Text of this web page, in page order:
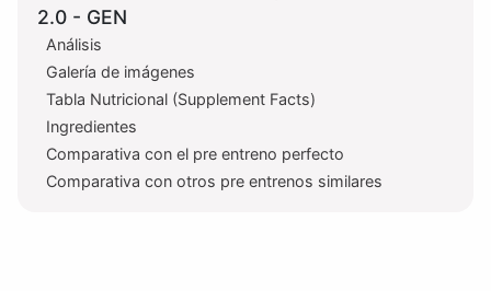
2.0 - GEN
Análisis
Galería de imágenes
Tabla Nutricional (Supplement Facts)
Ingredientes
Comparativa con el pre entreno perfecto
Comparativa con otros pre entrenos similares